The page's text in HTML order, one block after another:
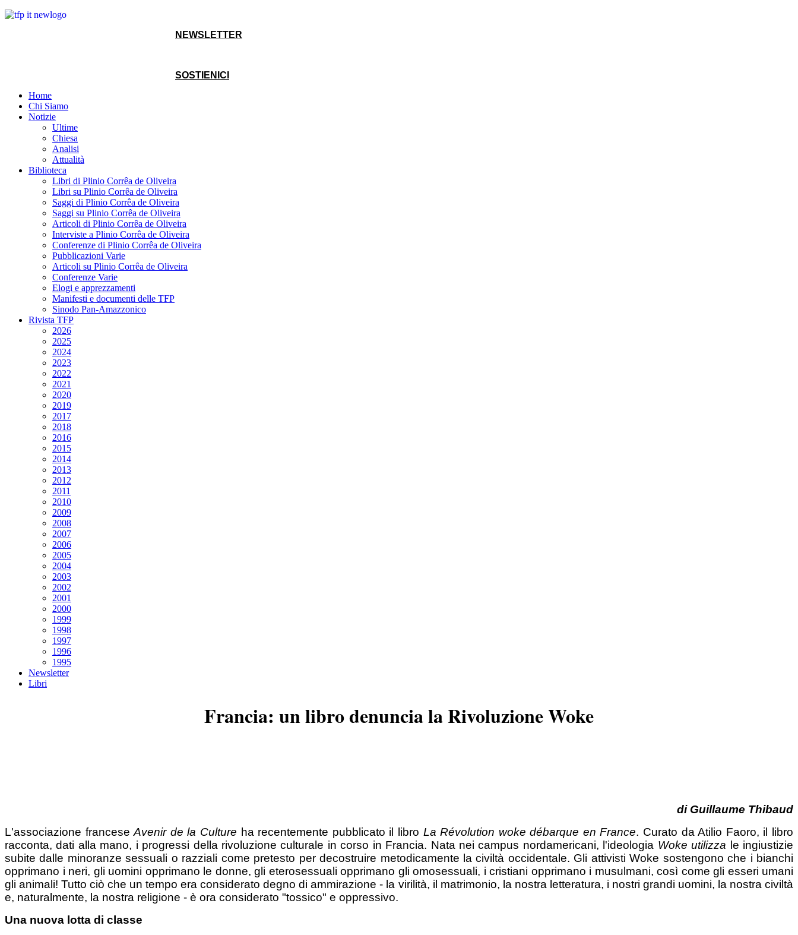
NEWSLETTER
SOSTIENICI
Home
Chi Siamo
Notizie
Ultime
Chiesa
Analisi
Attualità
Biblioteca
Libri di Plinio Corrêa de Oliveira
Libri su Plinio Corrêa de Oliveira
Saggi di Plinio Corrêa de Oliveira
Saggi su Plinio Corrêa de Oliveira
Articoli di Plinio Corrêa de Oliveira
Interviste a Plinio Corrêa de Oliveira
Conferenze di Plinio Corrêa de Oliveira
Pubblicazioni Varie
Articoli su Plinio Corrêa de Oliveira
Conferenze Varie
Elogi e apprezzamenti
Manifesti e documenti delle TFP
Sinodo Pan-Amazzonico
Rivista TFP
2026
2025
2024
2023
2022
2021
2020
2019
2017
2018
2016
2015
2014
2013
2012
2011
2010
2009
2008
2007
2006
2005
2004
2003
2002
2001
2000
1999
1998
1997
1996
1995
Newsletter
Libri
Francia: un libro denuncia la Rivoluzione Woke
di Guillaume Thibaud
L'associazione franceseAvenir de la Culture ha recentemente pubblicato il libro La Révolution woke débarque en France. Curato da Atilio Faoro, il libro
racconta, dati alla mano, i progressi della rivoluzione culturale in corso in Francia. Nata nei campus nordamericani, l'ideologia Woke utilizza le ingiustizie
subite dalle minoranze sessuali o razziali come pretesto per decostruire metodicamente la civiltà occidentale. Gli attivisti Woke sostengono che i bianchi
opprimano i neri, gli uomini opprimano le donne, gli eterosessuali opprimano gli omosessuali, i cristiani opprimano i musulmani, così come gli esseri umani
gli animali! Tutto ciò che un tempo era considerato degno di ammirazione - la virilità, il matrimonio, la nostra letteratura, i nostri grandi uomini, la nostra civiltà
e, naturalmente, la nostra religione - è ora considerato "tossico" e oppressivo.
Una nuova lotta di classe